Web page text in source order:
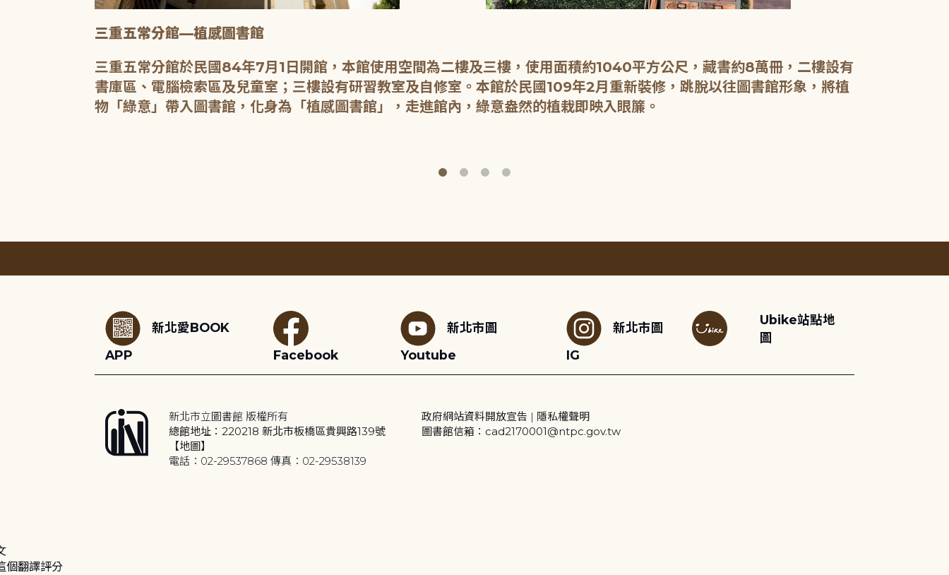
三重五常分館—植感圖書館
三重五常分館於民國84年7月1日開館，本館使用空間為二樓及三樓，使用面積約1040平方公尺，藏書約8萬冊，二樓設有
書庫區、電腦檢索區及兒童室；三樓設有研習教室及自修室。本館於民國109年2月重新裝修，跳脫以往圖書館形象，將植
物「綠意」帶入圖書館，化身為「植感圖書館」，走進館內，綠意盎然的植栽即映入眼簾。
新北愛BOOK
APP
Facebook
新北市圖
Youtube
新北市圖
IG
Ubike站點地
圖
新北市立圖書館 版權所有
總館地址：220218 新北市板橋區貴興路139號
【地圖】
電話：02-29537868 傳真：02-29538139
政府網站資料開放宣告 | 隱私權聲明
圖書館信箱：cad2170001@ntpc.gov.tw
個翻譯評分